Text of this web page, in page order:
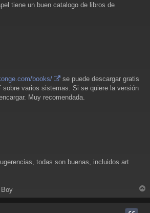
tiene un buen catalogo de libros de
books/
se puede descargar gratis
sobre varios sistemas. Si se quiere la versión
Muy recomendada.
todas son buenas, incluidos art
Boy
r